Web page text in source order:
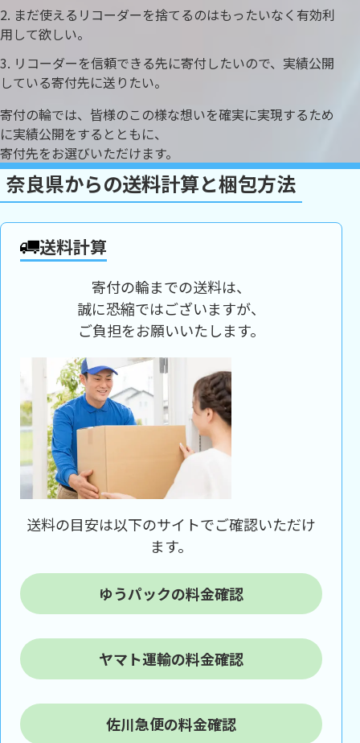
まだ使えるリコーダーを捨てるのはもったいなく有効利
用して欲しい。
リコーダーを信頼できる先に寄付したいので、実績公開
している寄付先に送りたい。
寄付の輪では、皆様のこの様な想いを確実に実現するため
に実績公開をするとともに、
寄付先をお選びいただけます。
奈良県からの送料計算と梱包方法
送料計算
寄付の輪までの送料は、
誠に恐縮ではございますが、
ご負担をお願いいたします。
送料の目安は以下のサイトでご確認いただけ
ます。
ゆうパックの料金確認
ヤマト運輸の料金確認
佐川急便の料金確認